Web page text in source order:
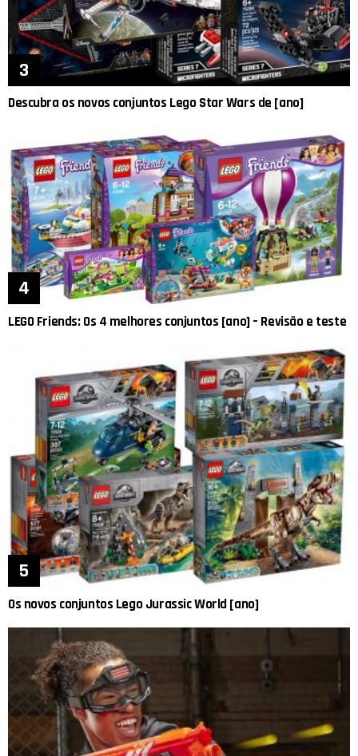
Descubra os novos conjuntos Lego Star Wars de [ano]
LEGO Friends: Os 4 melhores conjuntos [ano] – Revisão e teste
Os novos conjuntos Lego Jurassic World [ano]